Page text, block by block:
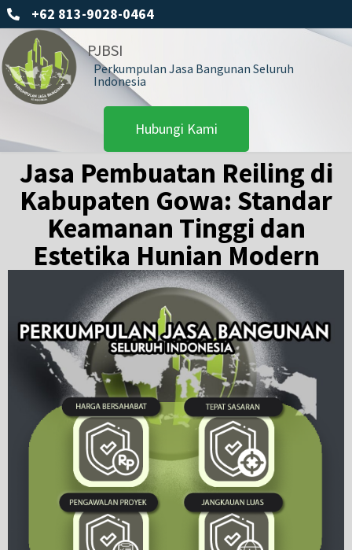
+62 813-9028-0464
PJBSI
Perkumpulan Jasa Bangunan Seluruh
Indonesia
Hubungi Kami
Jasa Pembuatan Reiling di
Kabupaten Gowa: Standar
Keamanan Tinggi dan
Estetika Hunian Modern